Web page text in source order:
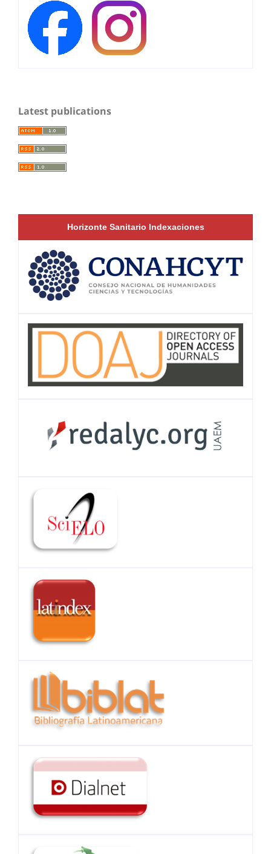
Latest publications
Horizonte Sanitario Indexaciones